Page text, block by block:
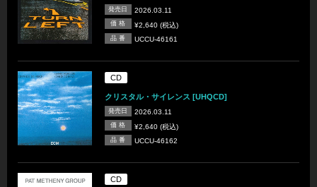
発売日 2026.03.11
価 格 ¥2,640 (税込)
品 番 UCCU-46161
CD
クリスタル・サイレンス [UHQCD]
発売日 2026.03.11
価 格 ¥2,640 (税込)
品 番 UCCU-46162
CD